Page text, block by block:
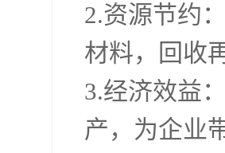
2.资源节约
材料，回收
3.经济效益
产，为企业